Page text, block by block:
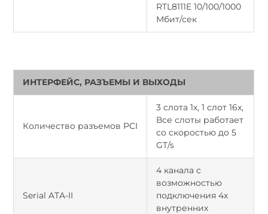
RTL8111E 10/100/1000
Мбит/сек
ИНТЕРФЕЙС, РАЗЪЕМЫ И ВЫХОДЫ
Количество разъемов PCI
3 слота 1x, 1 слот 16x,
Все слоты работает
со скоростью до 5
GT/s
Serial ATA-II
4 канала с
возможностью
подключения 4х
внутренних